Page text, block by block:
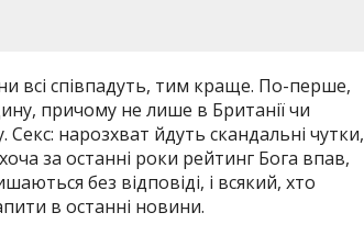
всі співпадуть, тим краще. По-перше,
причому не лише в Британії чи
Секс: нарозхват йдуть скандальні чутки,
за останні роки рейтинг Бога впав,
без відповіді, і всякий, хто
в останні новини.